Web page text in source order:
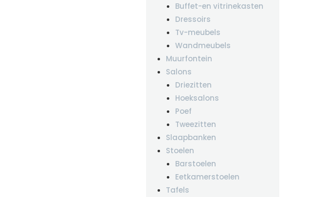
Buffet-en vitrinekasten
Dressoirs
Tv-meubels
Wandmeubels
Muurfontein
Salons
Driezitten
Hoeksalons
Poef
Tweezitten
Slaapbanken
Stoelen
Barstoelen
Eetkamerstoelen
Tafels